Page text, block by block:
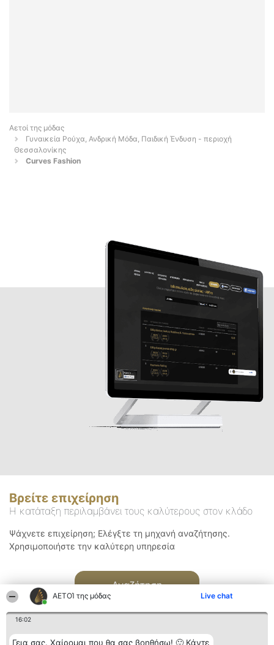
ΑΕΤΟΊ της μόδας Live chat
16:02
Γεια σας. Χαίρομαι που θα σας βοηθήσω! 🙂 Κάντε
Αετοί της μόδας
Γυναικεία Ρούχα, Ανδρική Μόδα, Παιδική Ένδυση - περιοχή
Θεσσαλονίκης
Curves Fashion
Βρείτε επιχείρηση
Η κατάταξη περιλαμβάνει τους καλύτερους στον κλάδο
Ψάχνετε επιχείρηση; Ελέγξτε τη μηχανή αναζήτησης.
Χρησιμοποιήστε την καλύτερη υπηρεσία
Αναζήτηση